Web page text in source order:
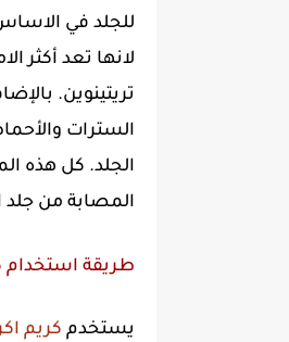
للجلد في
لانها تعد أكثر
تريتينوين.
السترات
الجلد. كل هذه
المصابة من جلد
طريقة استخدام
يستخدم كريم